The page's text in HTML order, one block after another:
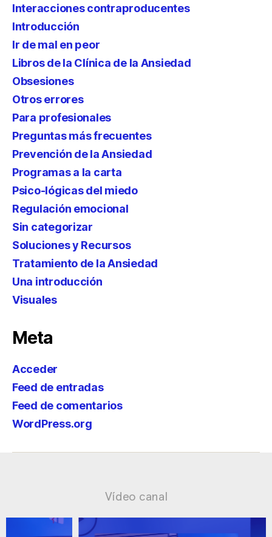
Interacciones contraproducentes
Introducción
Ir de mal en peor
Libros de la Clínica de la Ansiedad
Obsesiones
Otros errores
Para profesionales
Preguntas más frecuentes
Prevención de la Ansiedad
Programas a la carta
Psico-lógicas del miedo
Regulación emocional
Sin categorizar
Soluciones y Recursos
Tratamiento de la Ansiedad
Una introducción
Visuales
Meta
Acceder
Feed de entradas
Feed de comentarios
WordPress.org
Vídeo canal